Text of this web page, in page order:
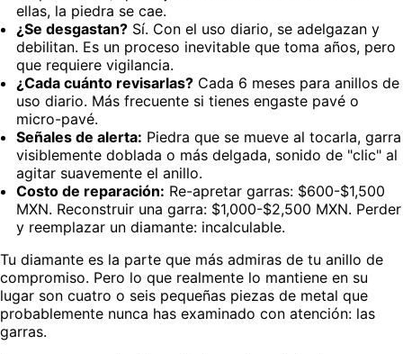
ellas, la piedra se cae.
¿Se desgastan? Sí. Con el uso diario, se adelgazan y
debilitan. Es un proceso inevitable que toma años, pero
que requiere vigilancia.
¿Cada cuánto revisarlas? Cada 6 meses para anillos de
uso diario. Más frecuente si tienes engaste pavé o
micro-pavé.
Señales de alerta: Piedra que se mueve al tocarla, garra
visiblemente doblada o más delgada, sonido de "clic" al
agitar suavemente el anillo.
Costo de reparación: Re-apretar garras: $600-$1,500
MXN. Reconstruir una garra: $1,000-$2,500 MXN. Perder
y reemplazar un diamante: incalculable.
Tu diamante es la parte que más admiras de tu anillo de
compromiso. Pero lo que realmente lo mantiene en su
lugar son cuatro o seis pequeñas piezas de metal que
probablemente nunca has examinado con atención: las
garras.